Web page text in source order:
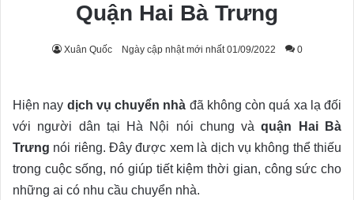
Quận Hai Bà Trưng
Xuân Quốc Ngày cập nhật mới nhất 01/09/2022 0
Hiện nay dịch vụ chuyển nhà đã không còn quá xa lạ đối
với người dân tại Hà Nội nói chung vàquận Hai Bà
Trưng nói riêng. Đây được xem là dịch vụ không thể thiếu
trong cuộc sống, nó giúp tiết kiệm thời gian, công sức cho
những ai có nhu cầu chuyển nhà.